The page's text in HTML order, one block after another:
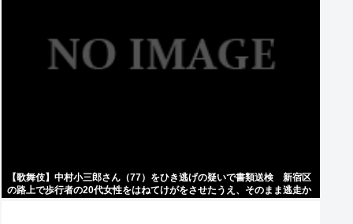
【歌舞伎】中村小三郎さん（77）をひき逃げの疑いで書類送検 新宿区
の路上で歩行者の20代女性をはねてけがをさせたうえ、そのまま逃走か